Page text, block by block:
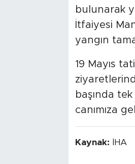
bulunarak
İtfaiyesi
yangın
19 Mayıs
başında
canımıza
Kaynak: İHA